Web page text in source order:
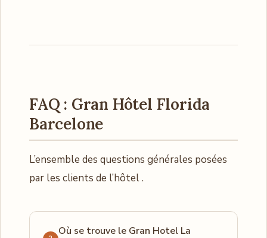
FAQ : Gran Hôtel Florida
Barcelone
L’ensemble des questions générales posées
par les clients de l’hôtel .
Où se trouve le Gran Hotel La